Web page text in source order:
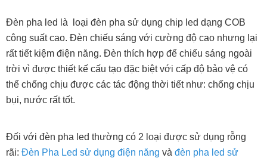
Đèn pha led là loại đèn pha sử dụng chip led dạng COB
công suất cao. Đèn chiếu sáng với cường độ cao nhưng lại
rất tiết kiệm điện năng. Đèn thích hợp để chiếu sáng ngoài
trời vì được thiết kế cấu tạo đặc biệt với cấp độ bảo vệ có
thể chống chịu được các tác động thời tiết như: chống chịu
bụi, nước rất tốt.
Đối với đèn pha led thường có 2 loại được sử dụng rỗng
rãi: Đèn Pha Led sử dụng điện năng và đèn pha led sử